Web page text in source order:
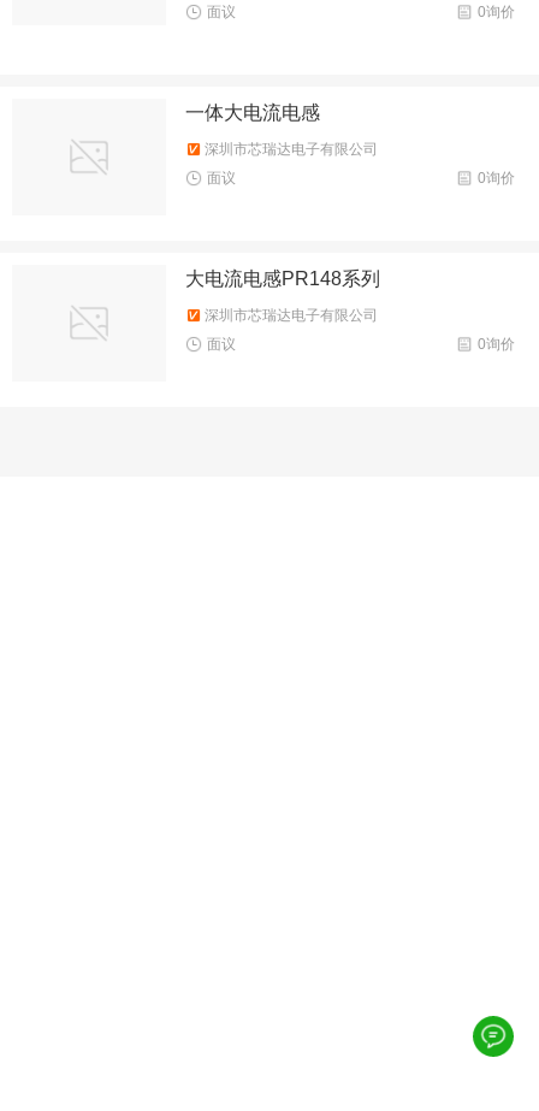
0询价
面议
一体大电流电感
深圳市芯瑞达电子有限公司
0询价
面议
大电流电感PR148系列
深圳市芯瑞达电子有限公司
0询价
面议